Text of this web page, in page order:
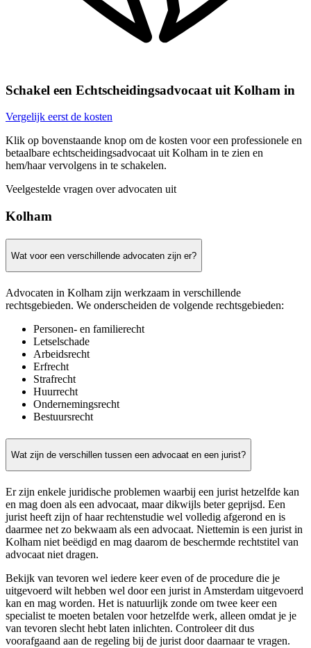
Schakel een Echtscheidingsadvocaat uit Kolham in
Vergelijk eerst de kosten
Klik op bovenstaande knop om de kosten voor een professionele en
betaalbare echtscheidingsadvocaat uit Kolham in te zien en
hem/haar vervolgens in te schakelen.
Veelgestelde vragen over advocaten uit
Kolham
Wat voor een verschillende advocaten zijn er?
Advocaten in Kolham zijn werkzaam in verschillende
rechtsgebieden. We onderscheiden de volgende rechtsgebieden:
Personen- en familierecht
Letselschade
Arbeidsrecht
Erfrecht
Strafrecht
Huurrecht
Ondernemingsrecht
Bestuursrecht
Wat zijn de verschillen tussen een advocaat en een jurist?
Er zijn enkele juridische problemen waarbij een jurist hetzelfde kan
en mag doen als een advocaat, maar dikwijls beter geprijsd. Een
jurist heeft zijn of haar rechtenstudie wel volledig afgerond en is
daarmee net zo bekwaam als een advocaat. Niettemin is een jurist in
Kolham niet beëdigd en mag daarom de beschermde rechtstitel van
advocaat niet dragen.
Bekijk van tevoren wel iedere keer even of de procedure die je
uitgevoerd wilt hebben wel door een jurist in Amsterdam uitgevoerd
kan en mag worden. Het is natuurlijk zonde om twee keer een
specialist te moeten betalen voor hetzelfde werk, alleen omdat je je
van tevoren slecht hebt laten inlichten. Controleer dit dus
voorafgaand aan de regeling bij de jurist door daarnaar te vragen.